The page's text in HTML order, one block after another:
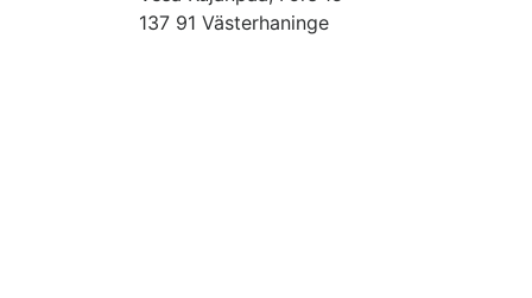
137 91 Västerhaninge